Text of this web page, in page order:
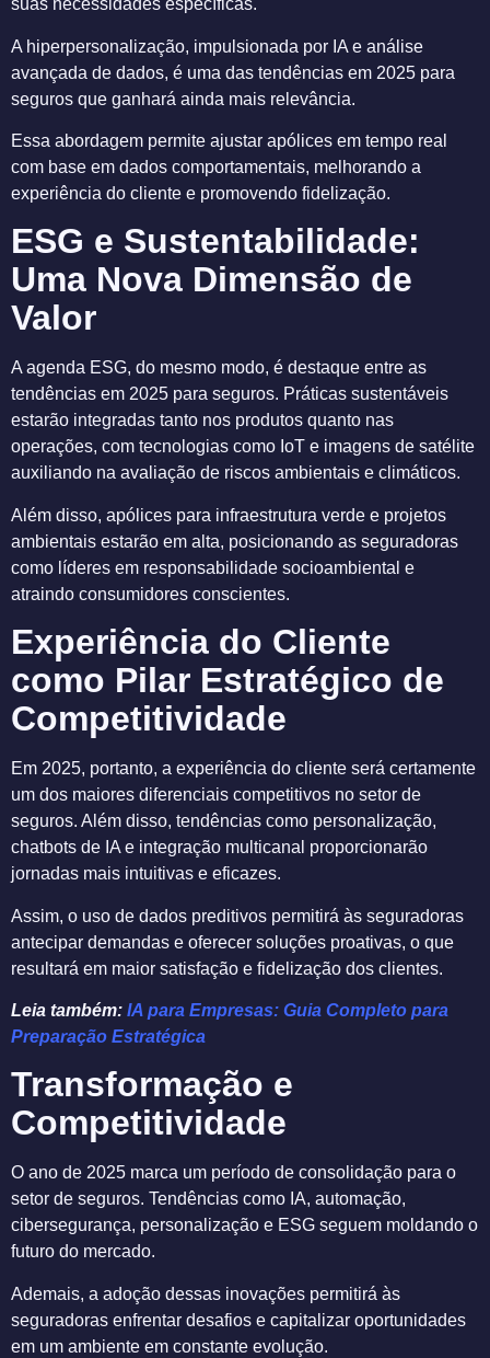
suas necessidades específicas.
A hiperpersonalização, impulsionada por IA e análise
avançada de dados, é uma das tendências em 2025 para
seguros que ganhará ainda mais relevância.
Essa abordagem permite ajustar apólices em tempo real
com base em dados comportamentais, melhorando a
experiência do cliente e promovendo fidelização.
ESG e Sustentabilidade:
Uma Nova Dimensão de
Valor
A agenda ESG, do mesmo modo, é destaque entre as
tendências em 2025 para seguros. Práticas sustentáveis
estarão integradas tanto nos produtos quanto nas
operações, com tecnologias como IoT e imagens de satélite
auxiliando na avaliação de riscos ambientais e climáticos.
Além disso, apólices para infraestrutura verde e projetos
ambientais estarão em alta, posicionando as seguradoras
como líderes em responsabilidade socioambiental e
atraindo consumidores conscientes.
Experiência do Cliente
como Pilar Estratégico de
Competitividade
Em 2025, portanto, a experiência do cliente será certamente
um dos maiores diferenciais competitivos no setor de
seguros. Além disso, tendências como personalização,
chatbots de IA e integração multicanal proporcionarão
jornadas mais intuitivas e eficazes.
Assim, o uso de dados preditivos permitirá às seguradoras
antecipar demandas e oferecer soluções proativas, o que
resultará em maior satisfação e fidelização dos clientes.
Leia também: IA para Empresas: Guia Completo para
Preparação Estratégica
Transformação e
Competitividade
O ano de 2025 marca um período de consolidação para o
setor de seguros. Tendências como IA, automação,
cibersegurança, personalização e ESG seguem moldando o
futuro do mercado.
Ademais, a adoção dessas inovações permitirá às
seguradoras enfrentar desafios e capitalizar oportunidades
em um ambiente em constante evolução.